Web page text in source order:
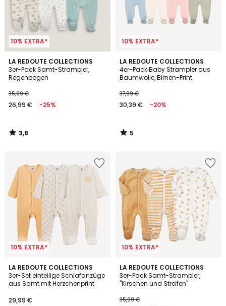
10% EXTRA*
LA REDOUTE COLLECTIONS
3er-Pack Samt-Strampler,
Regenbogen
35,99 €
26,99 € -25%
3,8
/ 5
3,8
/
10% EXTRA*
LA REDOUTE COLLECTIONS
4er-Pack Baby Strampler aus
Baumwolle, Birnen-Print
37,99 €
30,39 € -20%
5
/
5
5
/
10% EXTRA*
LA REDOUTE COLLECTIONS
3er-Set einteilige Schlafanzüge
aus Samt mit Herzchenprint
29,99 €
10% EXTRA*
LA REDOUTE COLLECTIONS
3er-Pack Samt-Strampler,
"Kirschen und Streifen"
35,99 €
5
/
5